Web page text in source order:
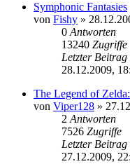
Symphonic Fantasies
von Fishy »
0Antworten
13240 Zugriffe
Letzter Beitrag
28.12.2009,
The Legend of
von Viper128 »
2Antworten
7526 Zugriffe
Letzter Beitrag
27.12.2009,